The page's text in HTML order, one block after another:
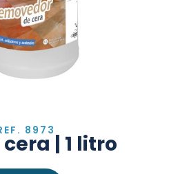
8973
| 1 litro